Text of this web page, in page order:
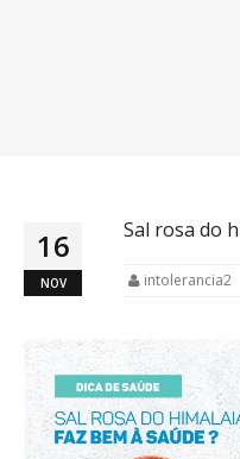
16
NOV
Sal rosa do
intolerancia2